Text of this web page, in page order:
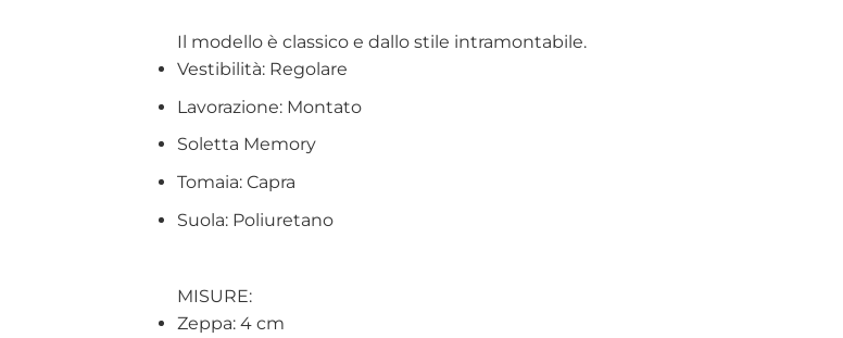
Il modello è classico e dallo stile intramontabile.
Vestibilità: Regolare
Lavorazione: Montato
Soletta Memory
Tomaia: Capra
Suola: Poliuretano
MISURE:
Zeppa: 4 cm